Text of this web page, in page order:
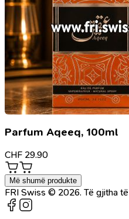
Parfum Aqeeq, 100ml
CHF 29.90
Më shumë produkte
FRI Swiss © 2026. Të gjitha